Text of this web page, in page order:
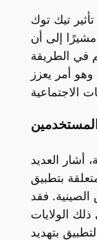
تيك توك
مشيرًا إلى أن
في الطريقة
أمر يعزز
أشار العديد
بتطبيق
فقد
الولايات
بتهديد